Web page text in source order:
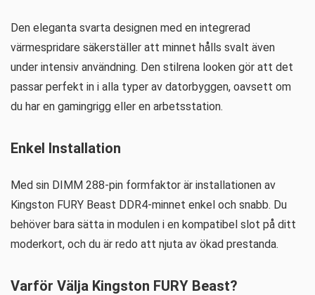
Den eleganta svarta designen med en integrerad
värmespridare säkerställer att minnet hålls svalt även
under intensiv användning. Den stilrena looken gör att det
passar perfekt in i alla typer av datorbyggen, oavsett om
du har en gamingrigg eller en arbetsstation.
Enkel Installation
Med sin DIMM 288-pin formfaktor är installationen av
Kingston FURY Beast DDR4-minnet enkel och snabb. Du
behöver bara sätta in modulen i en kompatibel slot på ditt
moderkort, och du är redo att njuta av ökad prestanda.
Varför Välja Kingston FURY Beast?